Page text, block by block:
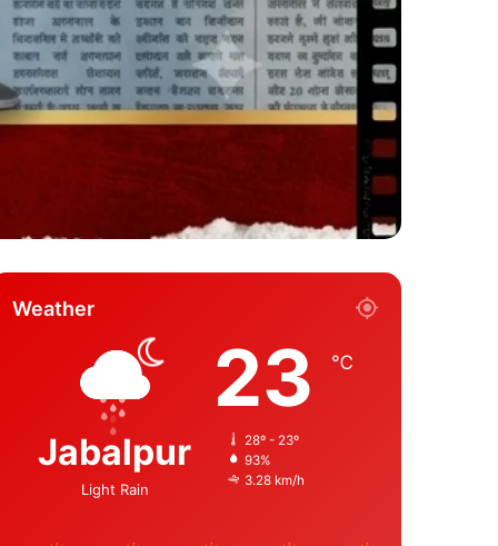
Weather
Jabalpur
Light Rain
23 ℃
28º - 23º
93%
3.28 km/h